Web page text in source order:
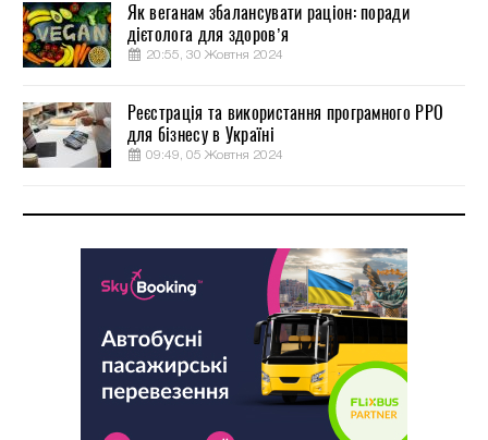
Як веганам збалансувати раціон: поради
дієтолога для здоров’я
20:55, 30 Жовтня 2024
Реєстрація та використання програмного РРО
для бізнесу в Україні
09:49, 05 Жовтня 2024